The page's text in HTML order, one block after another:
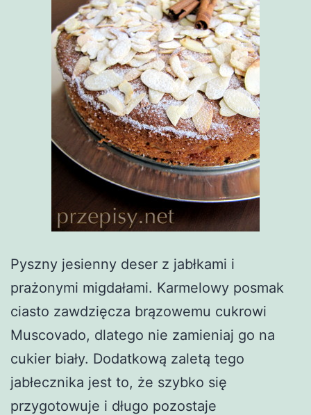
Pyszny jesienny deser z jabłkami i
prażonymi migdałami. Karmelowy posmak
ciasto zawdzięcza brązowemu cukrowi
Muscovado, dlatego nie zamieniaj go na
cukier biały. Dodatkową zaletą tego
jabłecznika jest to, że szybko się
przygotowuje i długo pozostaje